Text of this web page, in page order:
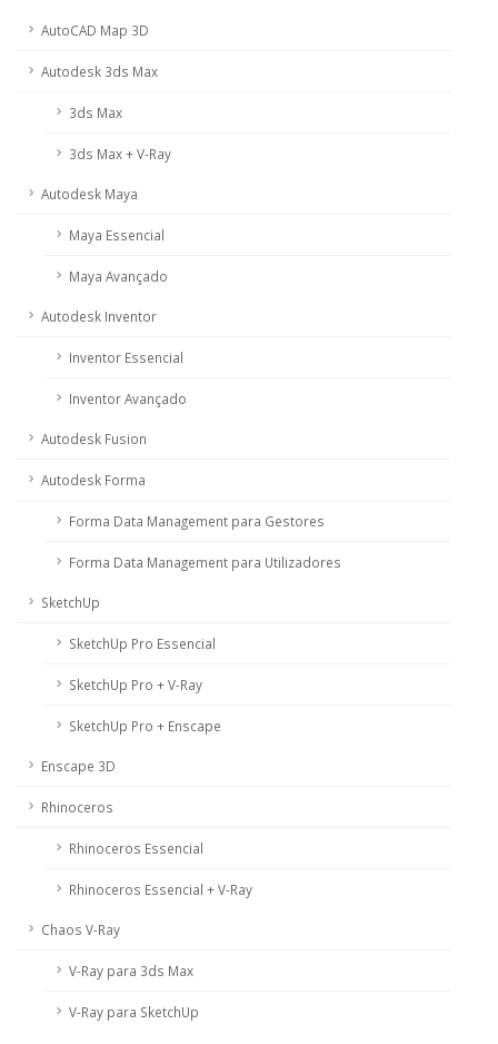
AutoCAD Map 3D
Autodesk 3ds Max
3ds Max
3ds Max + V-Ray
Autodesk Maya
Maya Essencial
Maya Avançado
Autodesk Inventor
Inventor Essencial
Inventor Avançado
Autodesk Fusion
Autodesk Forma
Forma Data Management para Gestores
Forma Data Management para Utilizadores
SketchUp
SketchUp Pro Essencial
SketchUp Pro + V-Ray
SketchUp Pro + Enscape
Enscape 3D
Rhinoceros
Rhinoceros Essencial
Rhinoceros Essencial + V-Ray
Chaos V-Ray
V-Ray para 3ds Max
V-Ray para SketchUp